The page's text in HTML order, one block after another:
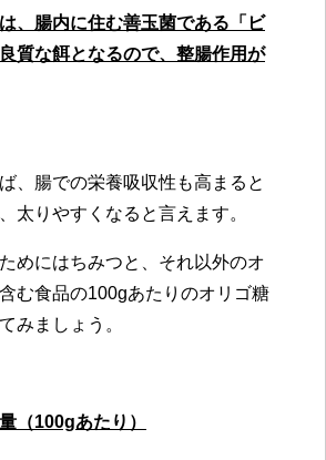
、腸内に住む善玉菌である「ビ
質な餌となるので、整腸作用が
、腸での栄養吸収性も高まると
太りやすくなると言えます。
めにはちみつと、それ以外のオ
む食品の100gあたりのオリゴ糖
みましょう。
（100gあたり）